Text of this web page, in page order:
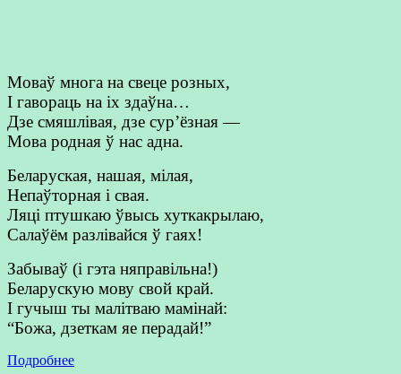
Моваў многа на свеце розных,
І гавораць на іх здаўна…
Дзе смяшлівая, дзе сур’ёзная —
Мова родная ў нас адна.
Беларуская, нашая, мілая,
Непаўторная і свая.
Ляці птушкаю ўвысь хуткакрылаю,
Салаўём разлівайся ў гаях!
Забываў (і гэта няправільна!)
Беларускую мову свой край.
І гучыш ты малітваю мамінай:
“Божа, дзеткам яе перадай!”
Подробнее